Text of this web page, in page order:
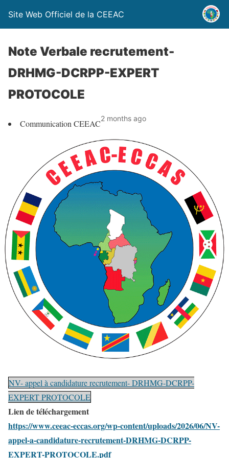
Site Web Officiel de la CEEAC
Note Verbale recrutement-
DRHMG-DCRPP-EXPERT
PROTOCOLE
Communication CEEAC2 months ago
NV- appel à candidature recrutement- DRHMG-DCRPP-
EXPERT PROTOCOLE
Lien de téléchargement
https://www.ceeac-eccas.org/wp-content/uploads/2026/06/NV-
appel-a-candidature-recrutement-DRHMG-DCRPP-
EXPERT-PROTOCOLE.pdf